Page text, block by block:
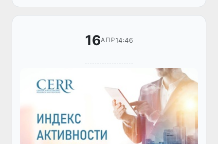
прозрачным и предсказуемым для
пользователе...
16АПР14:46